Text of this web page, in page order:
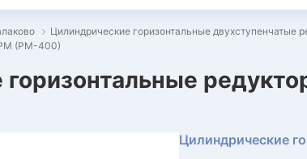
Цилиндрические горизонтальные двухступенчатые
РМ (РМ-400)
Цилиндрические